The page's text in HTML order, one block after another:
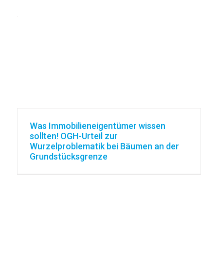
Was Immobilieneigentümer wissen
sollten! OGH-Urteil zur
Wurzelproblematik bei Bäumen an der
Grundstücksgrenze